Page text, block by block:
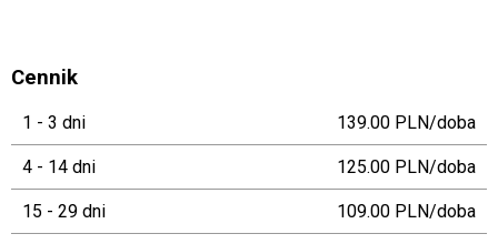
Cennik
1 - 3 dni 139.00 PLN/doba
4 - 14 dni 125.00 PLN/doba
15 - 29 dni 109.00 PLN/doba